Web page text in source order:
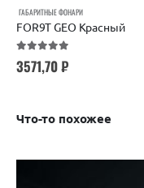
ГАБАРИТНЫЕ ФОНАРИ
FOR9T GEO Красный
3571,70₽
Что-то похожее